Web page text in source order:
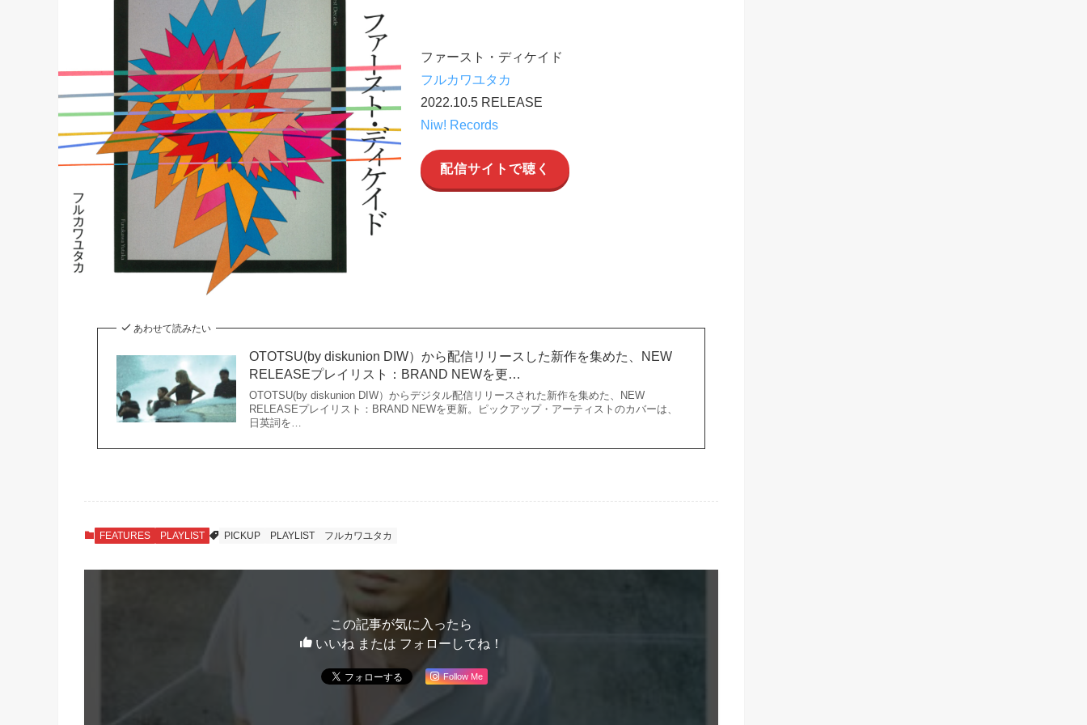
ファースト・ディケイド
フルカワユタカ
2022.10.5 RELEASE
Niw! Records
配信サイトで聴く
あわせて読みたい
OTOTSU(by diskunion DIW）から配信リリースした新作を集めた、NEW
RELEASEプレイリスト：BRAND NEWを更…
OTOTSU(by diskunion DIW）からデジタル配信リリースされた新作を集めた、NEW
RELEASEプレイリスト：BRAND NEWを更新。ピックアップ・アーティストのカバーは、
日英詞を…
FEATURES PLAYLIST PICKUP PLAYLIST フルカワユタカ
この記事が気に入ったら
いいね または フォローしてね！
Follow Me